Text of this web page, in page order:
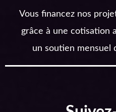
Vous financez nos
grâce à une cotisation
un soutien mensuel